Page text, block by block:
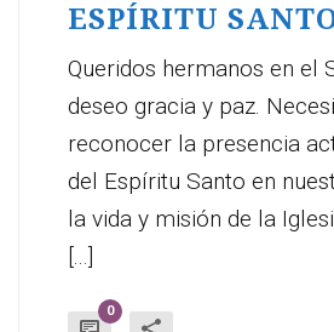
ESPÍRITU
Queridos hermanos en el
deseo gracia y paz.
reconocer la presencia
del Espíritu Santo en
la vida y misión de la
[...]
0